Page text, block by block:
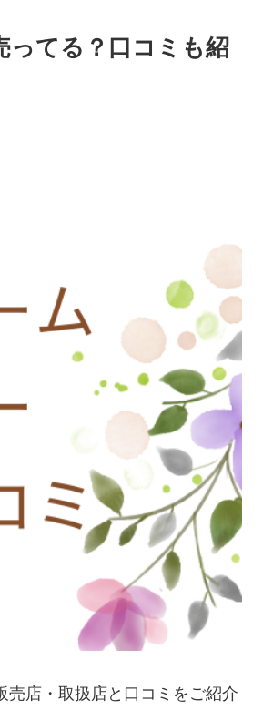
てる？口コミも紹
売店・取扱店と口コミをご紹介